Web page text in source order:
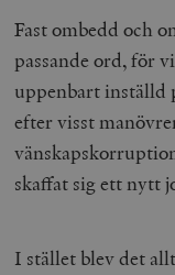
Fast ombedd och
passande ord, för
uppenbart inställd
efter visst
skaffat sig ett nytt
I stället blev det